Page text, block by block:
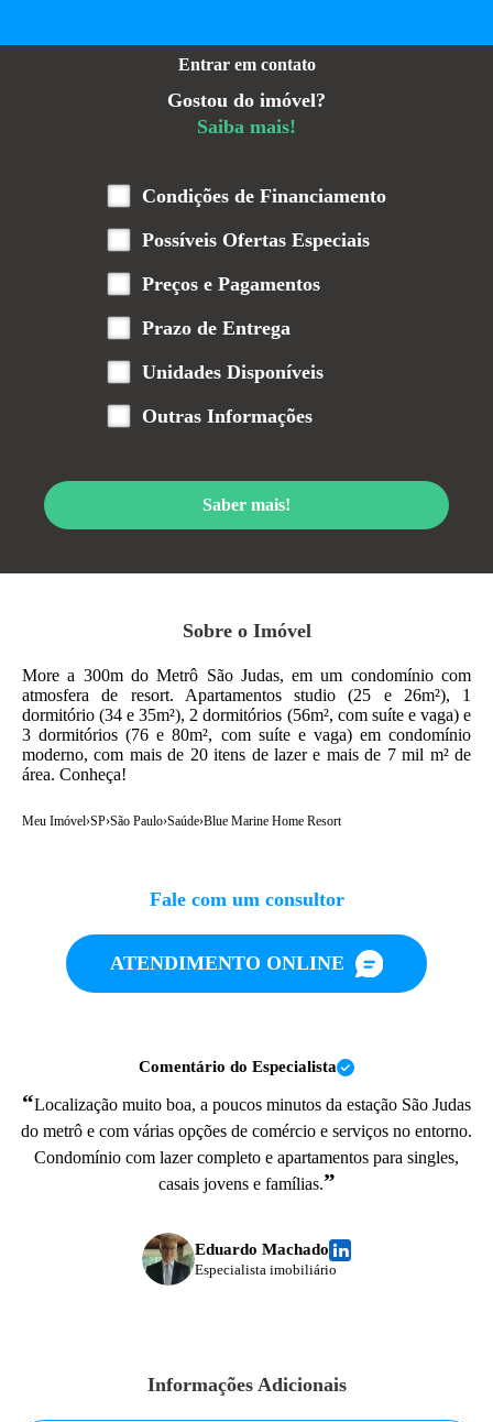
Sobre o Imóvel
More a 300m do Metrô São Judas, em um condomínio com
atmosfera de resort. Apartamentos studio (25 e 26m²), 1
dormitório (34 e 35m²), 2 dormitórios (56m², com suíte e vaga) e
3 dormitórios (76 e 80m², com suíte e vaga) em condomínio
moderno, com mais de 20 itens de lazer e mais de 7 mil m² de
área. Conheça!
Meu Imóvel›SP›São Paulo›Saúde›Blue Marine Home Resort
Entrar em contato
Gostou do imóvel?
Saiba mais!
Condições de Financiamento
Possíveis Ofertas Especiais
Preços e Pagamentos
Prazo de Entrega
Unidades Disponíveis
Outras Informações
Saber mais!
Fale com um consultor
ATENDIMENTO ONLINE
Comentário do Especialista
“Localização muito boa, a poucos minutos da estação São Judas
do metrô e com várias opções de comércio e serviços no entorno.
Condomínio com lazer completo e apartamentos para singles,
casais jovens e famílias.”
Eduardo Machado
Especialista imobiliário
Informações Adicionais